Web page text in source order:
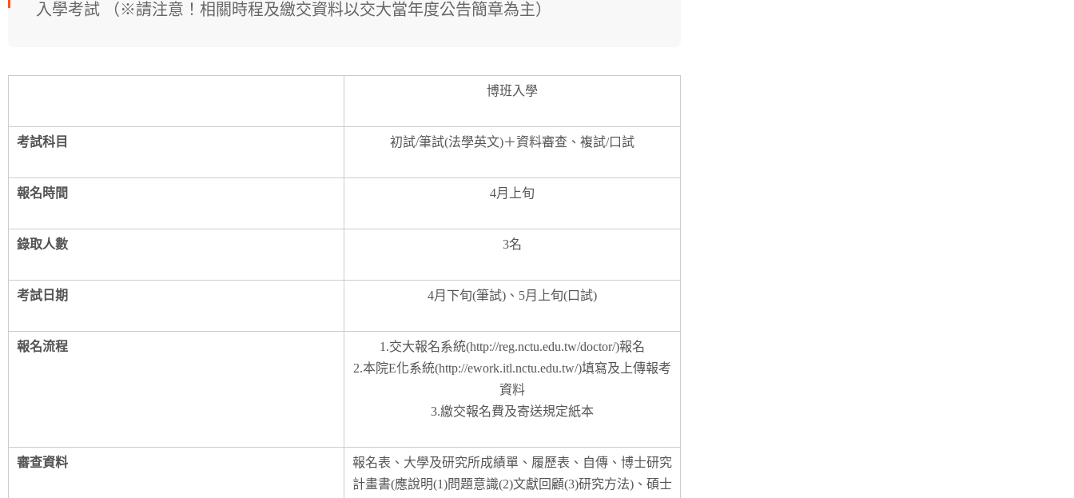
入學考試 （※請注意！相關時程及繳交資料以交大當年度公告簡章為主）
博班入學
考試科目 初試/筆試(法學英文)＋資料審查、複試/口試
報名時間 4月上旬
錄取人數 3名
考試日期 4月下旬(筆試)、5月上旬(口試)
報名流程
1.交大報名系統(http://reg.nctu.edu.tw/doctor/)報名
2.本院E化系統(http://ework.itl.nctu.edu.tw/)填寫及上傳報考
資料
3.繳交報名費及寄送規定紙本
審查資料
報名表、大學及研究所成績單、履歷表、自傳、博士研究
計畫書(應說明(1)問題意識(2)文獻回顧(3)研究方法)、碩士